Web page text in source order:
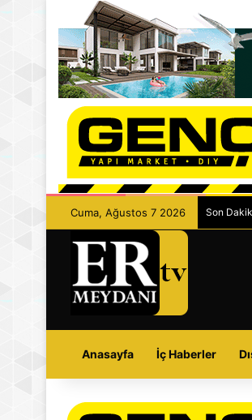
Cuma, Ağustos 7 2026 Son
Anasayfa İç Haberler